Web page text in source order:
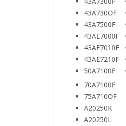
43A730OF
43A7500F
43AE7000F
43AE7010F
43AE7210F
50A7100F
70A7100F
75A710OF
A20250K
A20250L